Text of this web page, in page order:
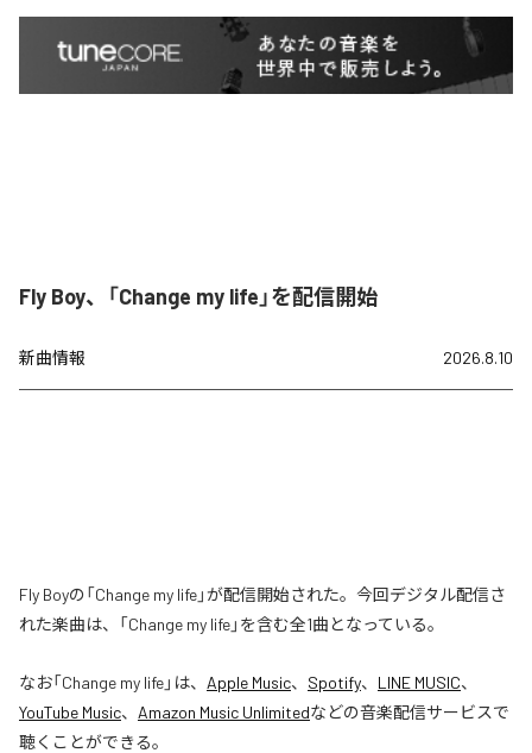
Fly Boy、「Change my life」を配信開始
新曲情報 2026.8.10
Fly Boyの「Change my life」が配信開始された。今回デジタル配信さ
れた楽曲は、「Change my life」を含む全1曲となっている。
なお「Change my life」は、 Apple Music、 Spotify、 LINE MUSIC、
YouTube Music、 Amazon Music Unlimitedなどの音楽配信サービスで
聴くことができる。